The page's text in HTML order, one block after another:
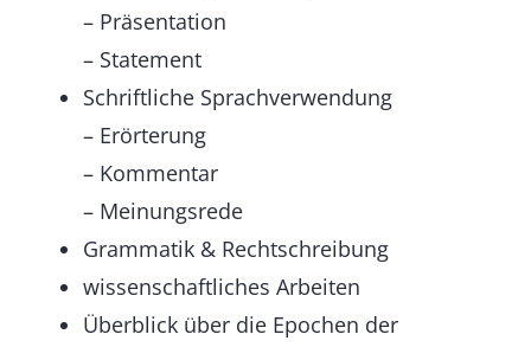
– Präsentation
– Statement
Schriftliche Sprachverwendung
– Erörterung
– Kommentar
– Meinungsrede
Grammatik & Rechtschreibung
wissenschaftliches Arbeiten
Überblick über die Epochen der